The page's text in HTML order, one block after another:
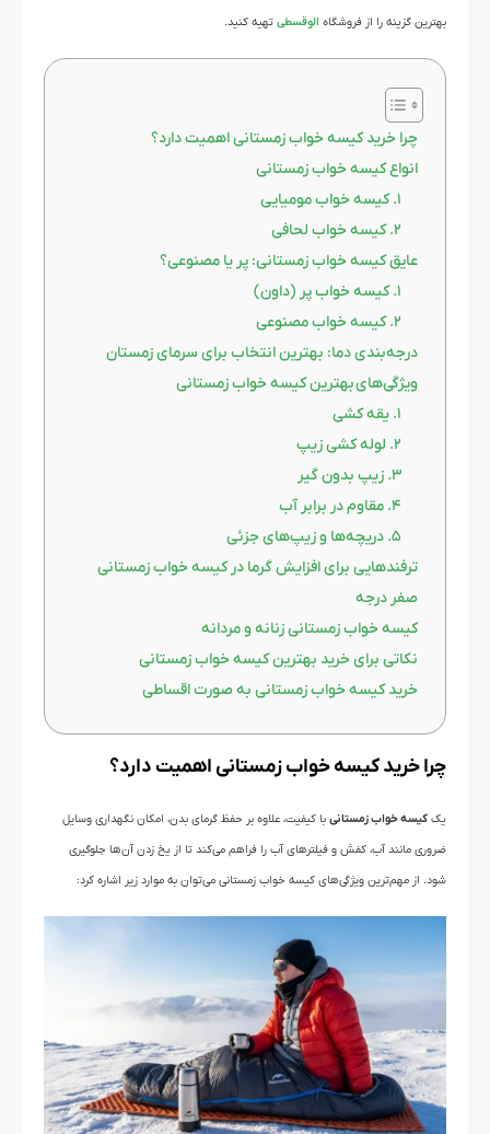
بهترین گزینه را از فروشگاه الوقسطی تهیه کنید.
چرا خرید کیسه خواب زمستانی اهمیت دارد؟
انواع کیسه خواب زمستانی
۱. کیسه خواب مومیایی
۲. کیسه خواب لحافی
عایق کیسه خواب زمستانی: پر یا مصنوعی؟
۱. کیسه خواب پر (داون)
۲. کیسه خواب مصنوعی
درجه‌بندی دما: بهترین انتخاب برای سرمای زمستان
ویژگی‌های بهترین کیسه خواب زمستانی
۱. یقه کشی
۲. لوله کشی زیپ
۳. زیپ بدون گیر
۴. مقاوم در برابر آب
۵. دریچه‌ها و زیپ‌های جزئی
ترفندهایی برای افزایش گرما در کیسه خواب زمستانی
صفر درجه
کیسه خواب زمستانی زنانه و مردانه
نکاتی برای خرید بهترین کیسه خواب زمستانی
خرید کیسه خواب زمستانی به صورت اقساطی
چرا خرید کیسه خواب زمستانی اهمیت دارد؟
یک کیسه خواب زمستانی با کیفیت، علاوه بر حفظ گرمای بدن، امکان نگهداری وسایل
ضروری مانند آب، کفش و فیلترهای آب را فراهم می‌کند تا از یخ زدن آن‌ها جلوگیری
شود. از مهم‌ترین ویژگی‌های کیسه خواب زمستانی می‌توان به موارد زیر اشاره کرد: